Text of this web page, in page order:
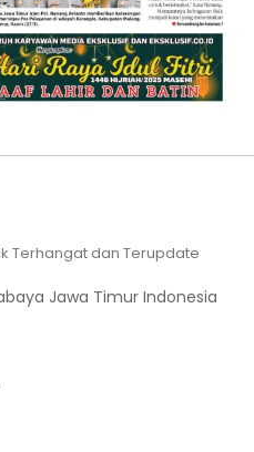
Terhangat dan Terupdate
Jawa Timur Indonesia